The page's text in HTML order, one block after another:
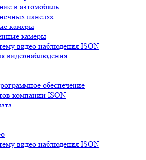
в автомобиль
панелях
камеры
камеры
видео наблюдения ISON
видеонаблюдения
обеспечение
компании ISON
видео наблюдения ISON